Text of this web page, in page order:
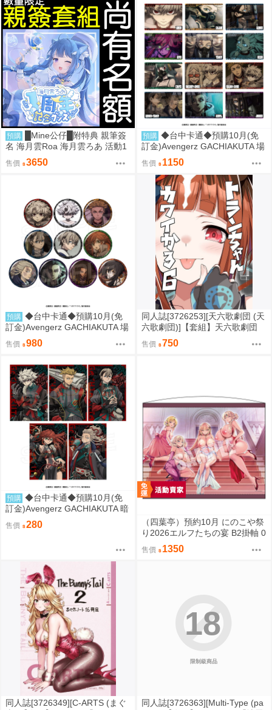
預購
█Mine公仔█附特典 親筆簽
名 海月雲Roa 海月雲ろあ 活動1
周年記念 一週年紀念套組 直筆
親簽 娃娃 壓克力板
售價 3650
預購 ◆台中卡通◆預購10月(免
訂金)Avengerz GACHIAKUTA 場
面寫真 大型透明卡片收藏集 中盒
0814
售價 1150
預購 ◆台中卡通◆預購10月(免
訂金)Avengerz GACHIAKUTA 場
面寫真 胸章 徽章收藏集 中盒 08
14
售價 980
同人誌[3726253][天六歌劇団 (天
六歌劇団)]【套組】天六歌劇団
「ウマ娘本」セット (Uma娘)
售價 750
預購 ◆台中卡通◆預購10月(免
訂金)Avengerz GACHIAKUTA 暗
黑東方色彩 明信片5入套組 0814
售價 280
（四葉亭）預約10月 にのこや祭
り2026エルフたちの宴 B2掛軸 0
售價 1350
同人誌[3726349][C-ARTS (まぐ
限制級商品
18
同人誌[3726363][Multi-Type (pa